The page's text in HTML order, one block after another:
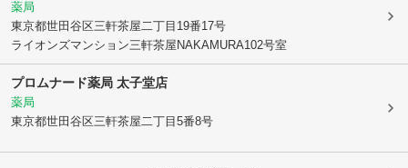
薬局
東京都世田谷区三軒茶屋二丁目19番17号
ライオンズマンション三軒茶屋NAKAMURA102号室
プロムナード薬局 太子堂店
薬局
東京都世田谷区三軒茶屋二丁目5番8号